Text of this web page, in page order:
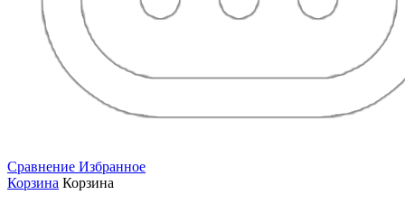
Сравнение Избранное
Корзина Корзина